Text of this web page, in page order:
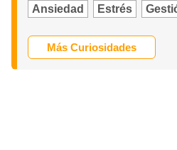
Ansiedad Estrés
Más Curiosidades